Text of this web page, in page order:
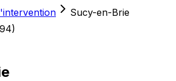
Sucy-en-Brie